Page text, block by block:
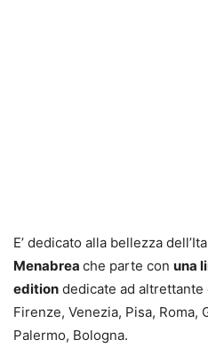
E’ dedicato alla bellezza
Menabrea che parte con una
edition dedicate ad altrettante
Firenze, Venezia, Pisa, Roma,
Palermo, Bologna.